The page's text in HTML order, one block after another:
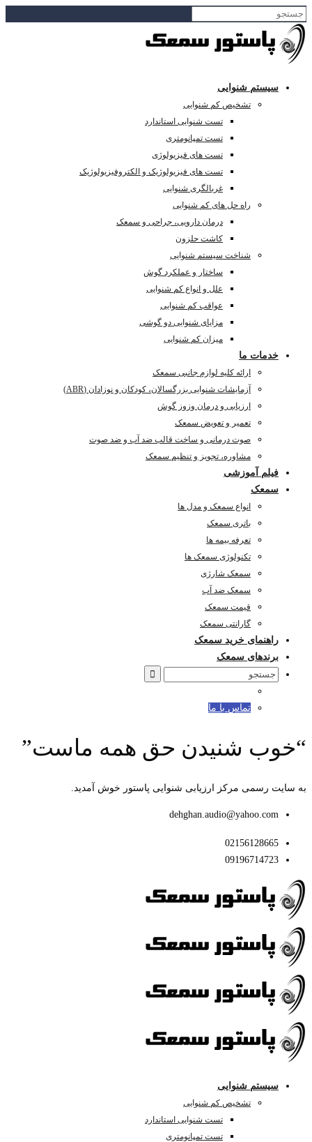
سیستم شنوایی
تشخیص کم شنوایی
تست شنوایی استاندارد
تست تمپانومتری
تست های فیزیولوژی
تست های فیزیولوژیک و الکتروفیزیولوژیک
غربالگری شنوایی
راه حل های کم شنوایی
درمان دارویی، جراحی و سمعک
کاشت حلزون
شناخت سیستم شنوایی
ساختار و عملکرد گوش
علل و انواع کم شنوایی
عواقب کم شنوایی
مزایای شنوایی دو گوشی
میزان کم شنوایی
خدمات ما
ارائه کلیه لوازم جانبی سمعک
آزمایشات شنوایی بزرگسالان، کودکان و نوزادان (ABR)
ارزیابی و درمان وزوز گوش
تعمیر و تعویض سمعک
صوت درمانی و ساخت قالب ضد آب و ضد صوت
مشاوره، تجویز و تنظیم سمعک
فیلم آموزشی
سمعک
انواع سمعک و مدل ها
باتری سمعک
تعرفه بیمه ها
تکنولوژی سمعک ها
سمعک شارژی
سمعک ضد آب
قیمت سمعک
گارانتی سمعک
راهنمای خرید سمعک
برندهای سمعک
Search
تماس با ما
“خوب شنیدن حق همه ماست”
به سایت رسمی مرکز ارزیابی شنوایی پاستور خوش آمدید.
dehghan.audio@yahoo.com
02156128665
09196714723
سیستم شنوایی
تشخیص کم شنوایی
تست شنوایی استاندارد
تست تمپانومتری